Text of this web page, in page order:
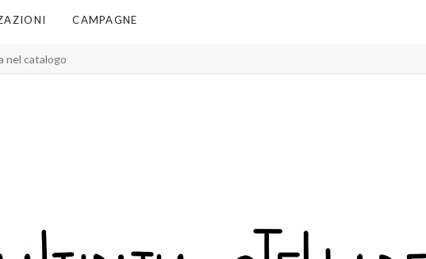
CAMPAGNE